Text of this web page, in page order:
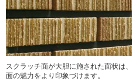
スクラッチ面が大胆に施された面状は
面の魅力をより印象づけます。